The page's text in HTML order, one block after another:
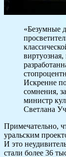
«Безумные
виртуозная,
Искренне
сомнения,
министр
Светлана
Примечательно,
уральским
И это
стали более 36